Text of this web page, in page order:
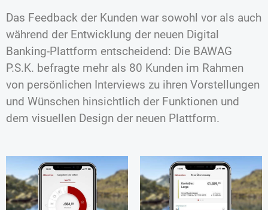
Das Feedback der Kunden war sowohl vor als auch
während der Entwicklung der neuen Digital
Banking-Plattform entscheidend: Die BAWAG
P.S.K. befragte mehr als 80 Kunden im Rahmen
von persönlichen Interviews zu ihren Vorstellungen
und Wünschen hinsichtlich der Funktionen und
dem visuellen Design der neuen Plattform.